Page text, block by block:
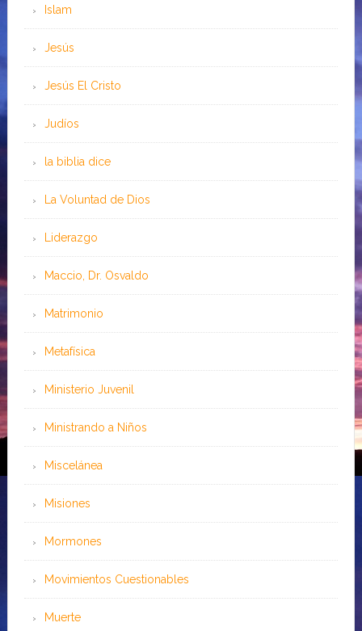
Islam
Jesús
Jesús El Cristo
Judíos
la biblia dice
La Voluntad de Dios
Liderazgo
Maccio, Dr. Osvaldo
Matrimonio
Metafísica
Ministerio Juvenil
Ministrando a Niños
Miscelánea
Misiones
Mormones
Movimientos Cuestionables
Muerte